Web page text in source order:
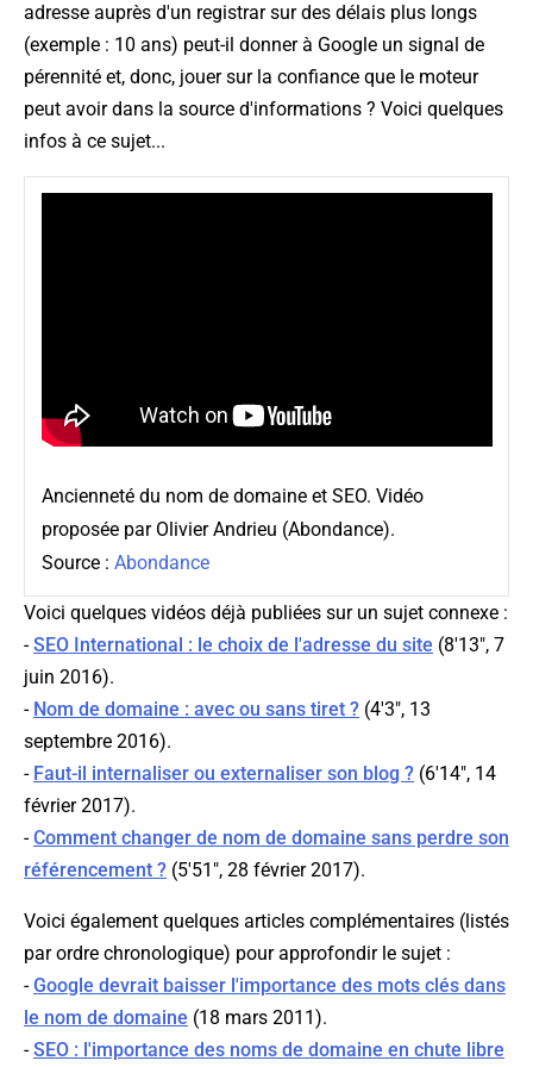
adresse auprès d'un registrar sur des délais plus longs
(exemple : 10 ans) peut-il donner à Google un signal de
pérennité et, donc, jouer sur la confiance que le moteur
peut avoir dans la source d'informations ? Voici quelques
infos à ce sujet...
Ancienneté du nom de domaine et SEO. Vidéo
proposée par Olivier Andrieu (Abondance).
Source : Abondance
Voici quelques vidéos déjà publiées sur un sujet connexe :
-SEO International : le choix de l'adresse du site (8'13", 7
juin 2016).
- Nom de domaine : avec ou sans tiret ? (4'3", 13
septembre 2016).
- Faut-il internaliser ou externaliser son blog ? (6'14", 14
février 2017).
-Comment changer de nom de domaine sans perdre son
référencement ? (5'51", 28 février 2017).
Voici également quelques articles complémentaires (listés
par ordre chronologique) pour approfondir le sujet :
-Google devrait baisser l'importance des mots clés dans
le nom de domaine (18 mars 2011).
-SEO : l'importance des noms de domaine en chute libre